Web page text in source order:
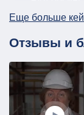
ПЛДЧС
центр
ГО и ЧС
19.08.2025
Еще больше
Отзывы и